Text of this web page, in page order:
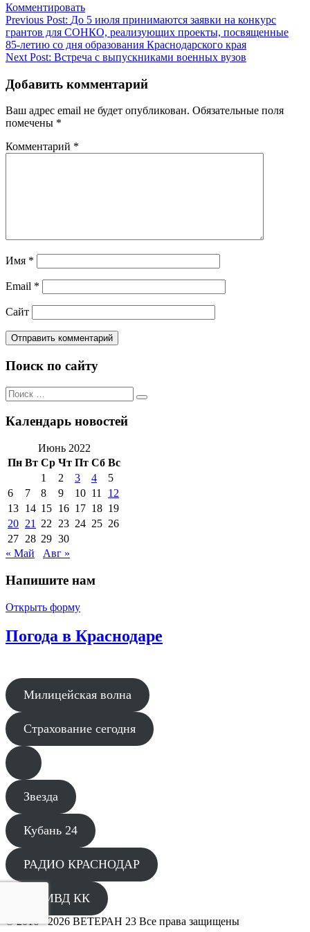
Комментировать
Навигация
по
записям
Previous Post: До 5 июля принимаются заявки на конкурс
грантов для СОНКО, реализующих проекты, посвященные
85-летию со дня образования Краснодарского края
Next Post: Встреча с выпускниками военных вузов
Добавить комментарий
Ваш адрес email не будет опубликован. Обязательные поля
помечены *
Комментарий *
Имя *
Email *
Сайт
Поиск по сайту
Поиск
по:
Поиск
Календарь новостей
Июнь 2022
Пн Вт Ср Чт Пт Сб Вс
1
2 3 4
5
6
7 8 9 10 11
12
13 14 15 16 17 18 19
20 21 22 23 24 25 26
27 28 29 30
« Май
Авг »
Напишите нам
Открыть форму
Погода в Краснодаре
Милицейская волна
Страхование сегодня
Звезда
Кубань 24
РАДИО КРАСНОДАР
ГУ МВД КК
© 2016 - 2026 ВЕТЕРАН 23 Все права защищены